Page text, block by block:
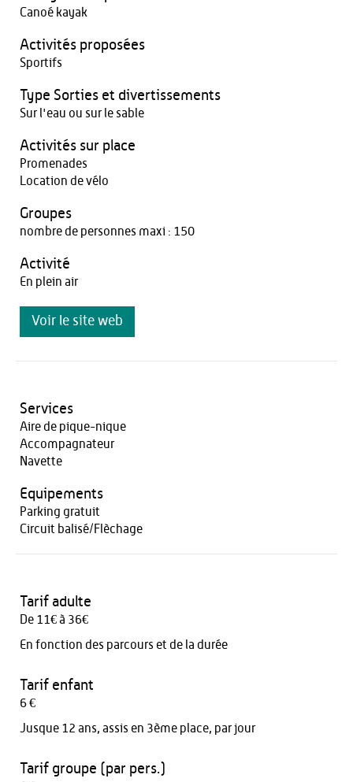
Canoé kayak
Activités proposées
Sportifs
Type Sorties et divertissements
Sur l'eau ou sur le sable
Activités sur place
Promenades
Location de vélo
Groupes
nombre de personnes maxi : 150
Activité
En plein air
Voir le site web
Services
Aire de pique-nique
Accompagnateur
Navette
Equipements
Parking gratuit
Circuit balisé/Flèchage
Tarif adulte
De 11€ à 36€
En fonction des parcours et de la durée
Tarif enfant
6 €
Jusque 12 ans, assis en 3ème place, par jour
Tarif groupe (par pers.)